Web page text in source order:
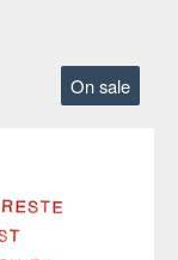
On sale